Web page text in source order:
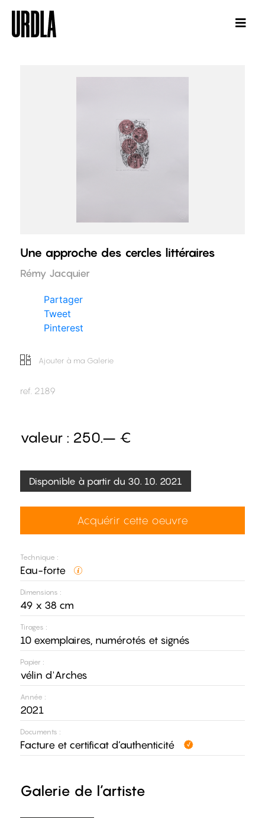
Une approche des cercles littéraires
Rémy Jacquier
Partager
Tweet
Pinterest
Ajouter à ma Galerie
ref. 2189
Technique :
Eau-forte
Dimensions :
49 x 38 cm
Tirages :
10 exemplaires, numérotés et signés
Papier :
vélin d'Arches
Année :
2021
Documents :
Facture et certificat d’authenticité
valeur : 250.– €
Disponible à partir du 30. 10. 2021
Acquérir cette oeuvre
Galerie de l’artiste